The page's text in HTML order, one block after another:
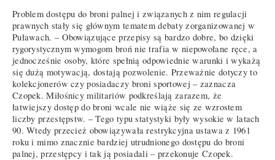
Problem dostępu do broni palnej i związanych z nim regulacji
prawnych stały się głównym tematem debaty zorganizowanej w
Puławach. – Obowiązujące przepisy są bardzo dobre, bo dzięki
rygorystycznym wymogom broń nie trafia w niepowołane ręce, a
jednocześnie osoby, które spełnią odpowiednie warunki i wykażą
się dużą motywacją, dostają pozwolenie. Przeważnie dotyczy to
kolekcjonerów czy posiadaczy broni sportowej – zaznacza
Czopek. Miłośnicy militariów podkreślają zarazem, że
łatwiejszy dostęp do broni wcale nie wiąże się ze wzrostem
liczby przestępstw. – Tego typu statystyki były wysokie w latach
90. Wtedy przecież obowiązywała restrykcyjna ustawa z 1961
roku i mimo znacznie bardziej utrudnionego dostępu do broni
palnej, przestępcy i tak ją posiadali – przekonuje Czopek.